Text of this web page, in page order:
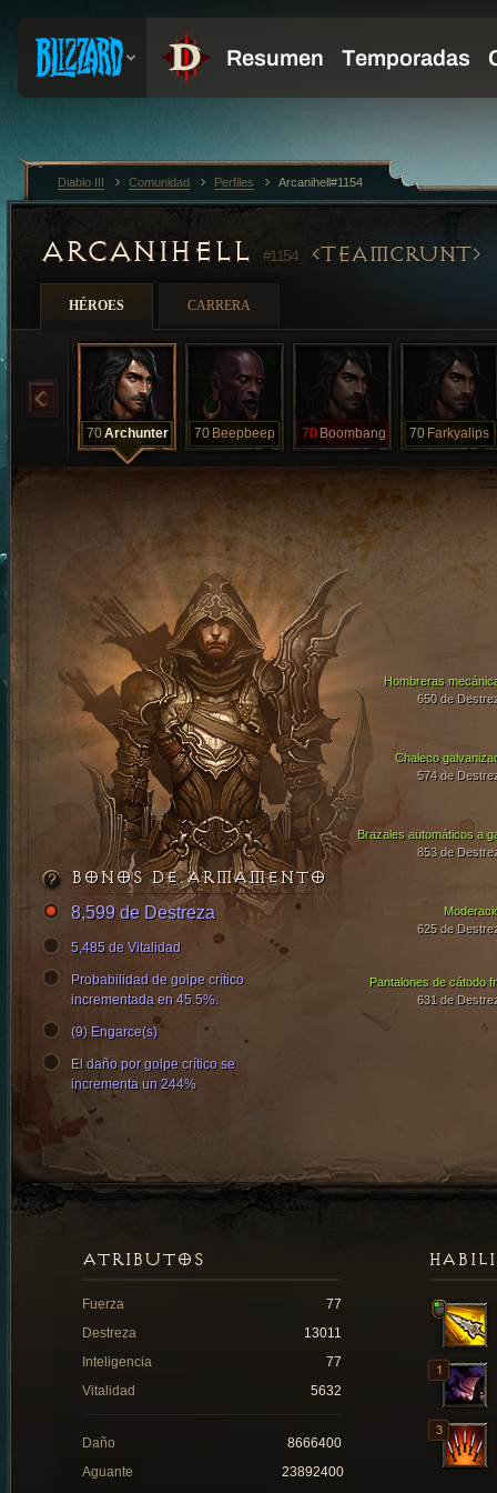
ARCANIHELL #1154 TEAMCRUNT
HÉROES CARRERA
70Archunter 70 Beepbeep 70 Boombang 70 Farkyalips
Chaleco
574 de
Brazales automáticos a
853 de
Hombreras
650 de
Pantalones de cátodo
631 de
625 de
BONOS DE ARMAMENTO
8,599 de Destreza
5,485 de Vitalidad
Probabilidad de golpe crítico
incrementada en 45.5%.
(9) Engarce(s)
El daño por golpe crítico se
incrementa un 244%
ATRIBUTOS
Fuerza
77
Destreza
13011
Inteligencia
77
Vitalidad
5632
Daño
8666400
Aguante
23892400
Diablo III Comunidad Perfiles Arcanihell#1154